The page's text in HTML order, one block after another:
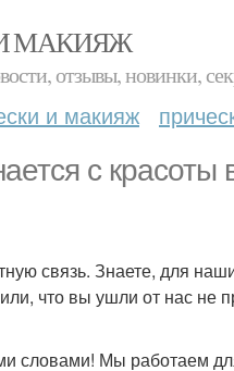
МАКИЯЖ
отзывы, новинки,
и макияж
с красоты
связь. Знаете, для
что вы ушли от нас не
словами! Мы работаем